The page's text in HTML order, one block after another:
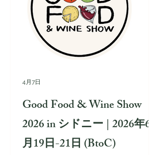
Good Food & Wine Show
2026 in シドニー | 2026年6
月19日-21日 (BtoC)
4月7日